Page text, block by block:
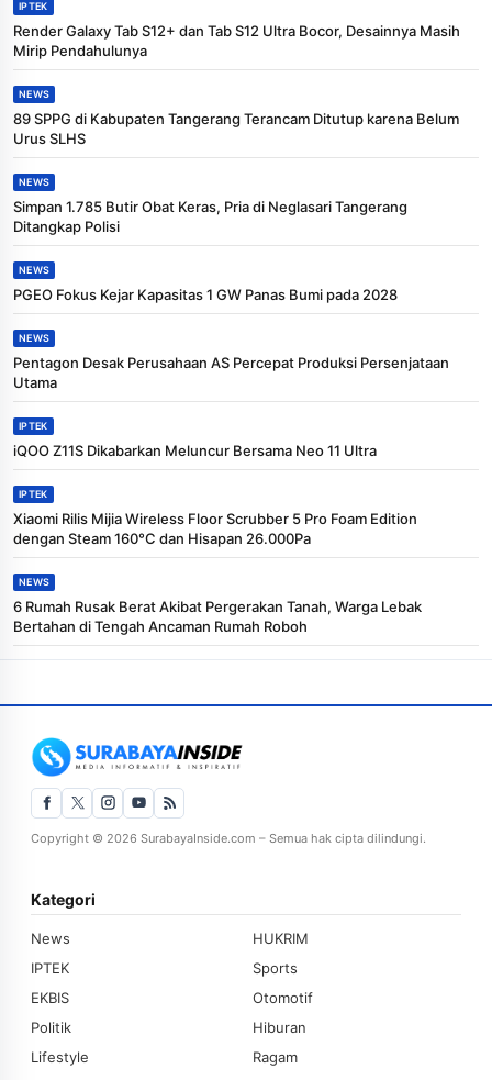
IPTEK
Render Galaxy Tab S12+ dan Tab S12 Ultra Bocor, Desainnya Masih
Mirip Pendahulunya
NEWS
89 SPPG di Kabupaten Tangerang Terancam Ditutup karena Belum
Urus SLHS
NEWS
Simpan 1.785 Butir Obat Keras, Pria di Neglasari Tangerang
Ditangkap Polisi
NEWS
PGEO Fokus Kejar Kapasitas 1 GW Panas Bumi pada 2028
NEWS
Pentagon Desak Perusahaan AS Percepat Produksi Persenjataan
Utama
IPTEK
iQOO Z11S Dikabarkan Meluncur Bersama Neo 11 Ultra
IPTEK
Xiaomi Rilis Mijia Wireless Floor Scrubber 5 Pro Foam Edition
dengan Steam 160°C dan Hisapan 26.000Pa
NEWS
6 Rumah Rusak Berat Akibat Pergerakan Tanah, Warga Lebak
Bertahan di Tengah Ancaman Rumah Roboh
Copyright © 2026 SurabayaInside.com – Semua hak cipta dilindungi.
Kategori
News
HUKRIM
IPTEK
Sports
EKBIS
Otomotif
Politik
Hiburan
Lifestyle
Ragam